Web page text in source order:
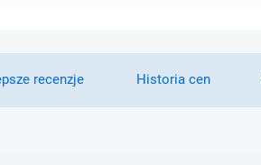
recenzje Historia cen